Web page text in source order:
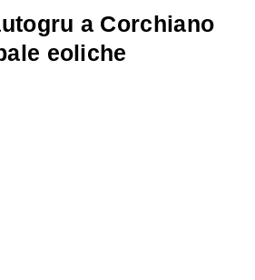
a Corchiano
eoliche